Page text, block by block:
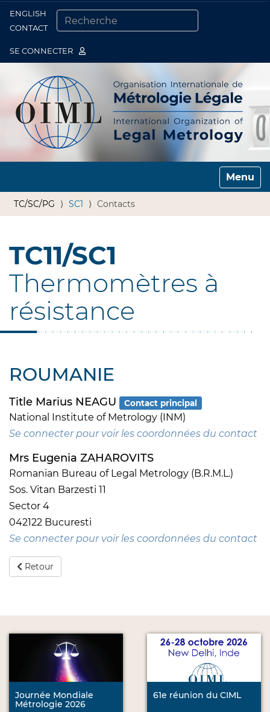
ENGLISH
CONTACT
SE CONNECTER
Toggle
TC/SC/PG SC1 Contacts
TC11/SC1
Thermomètres à
résistance
ROUMANIE
Title Marius NEAGU Contact principal
National Institute of Metrology (INM)
Se connecter pour voir les coordonnées du contact
Mrs Eugenia ZAHAROVITS
Romanian Bureau of Legal Metrology (B.R.M.L.)
Sos. Vitan Barzesti 11
Sector 4
042122 Bucuresti
Se connecter pour voir les coordonnées du contact
Retour
Journée Mondiale
Métrologie 2026
61e réunion du CIML